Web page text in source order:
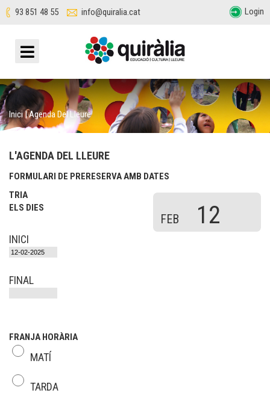
93 851 48 55 info@quiralia.cat Login
Inici|Agenda Del Lleure
L'AGENDA DEL LLEURE
FORMULARI DE PRERESERVA AMB DATES
TRIA
ELS DIES
FEB 12
INICI
FINAL
FRANJA HORÀRIA
MATÍ
TARDA